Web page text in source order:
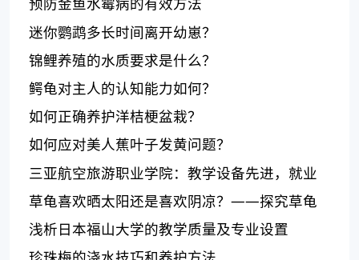
迷你鹦鹉多长时间离开幼崽？
锦鲤养殖的水质要求是什么？
鳄龟对主人的认知能力如何？
如何正确养护洋桔梗盆栽？
如何应对美人蕉叶子发黄问题？
三亚航空旅游职业学院：教学设备先进，就业
前景广阔
草龟喜欢晒太阳还是喜欢阴凉？——探究草龟
的喜好环境
浅析日本福山大学的教学质量及专业设置